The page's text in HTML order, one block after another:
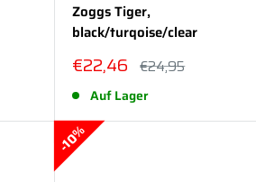
Zoggs Tiger,
black/turqoise/clear
Sonderpreis
€22,46 Normalpreis
€24,95
Auf Lager
10%